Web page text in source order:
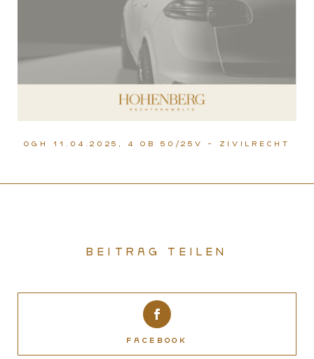
OGH 11.04.2025, 4 Ob 50/25v - Zivilrecht
Beitrag teilen
Facebook